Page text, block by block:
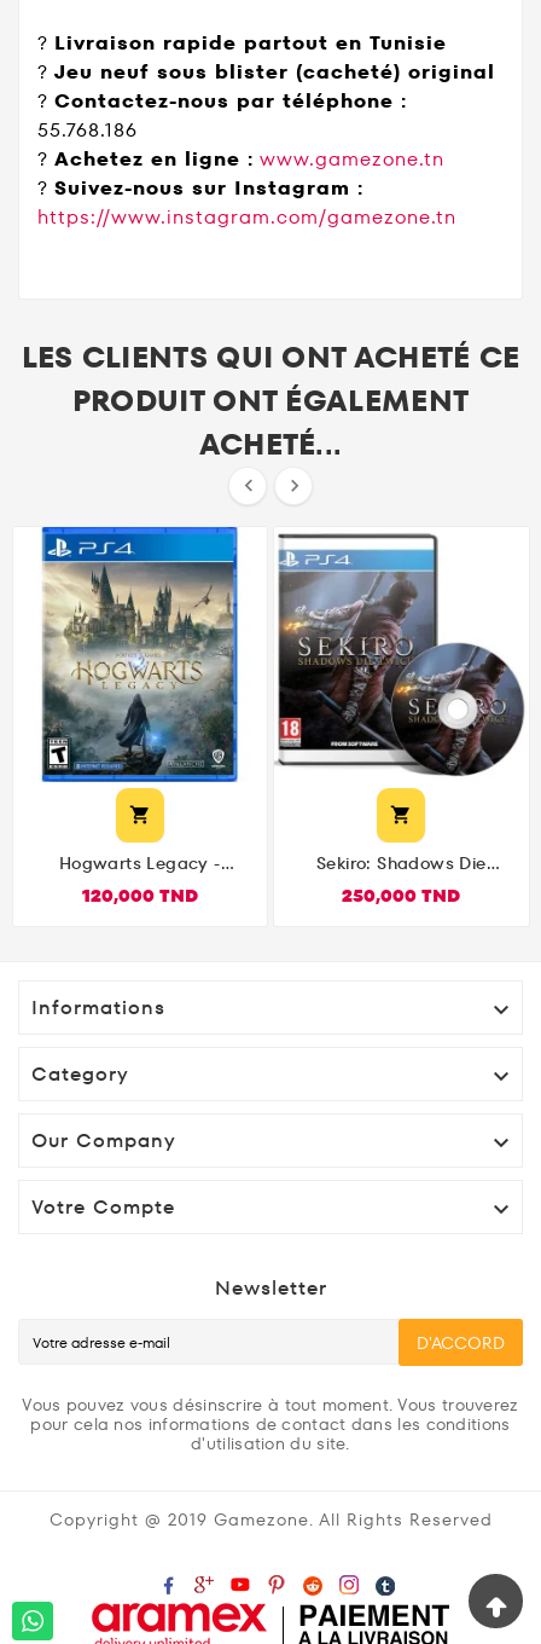
? Livraison rapide partout en Tunisie
? Jeu neuf sous blister (cacheté) original
? Contactez-nous par téléphone :
55.768.186
? Achetez en ligne : www.gamezone.tn
? Suivez-nous sur Instagram :
https://www.instagram.com/gamezone.tn
LES CLIENTS QUI ONT ACHETÉ CE
PRODUIT ONT ÉGALEMENT
ACHETÉ...
 

Hogwarts Legacy -
PlayStation 4
120,000 TND

Sekiro: Shadows Die
250,000 TND
Informations 
Category 
Our Company 
Votre Compte 
Newsletter
D'ACCORD
Vous pouvez vous désinscrire à tout moment. Vous trouverez
pour cela nos informations de contact dans les conditions
d'utilisation du site.
Copyright @ 2019 Gamezone. All Rights Reserved